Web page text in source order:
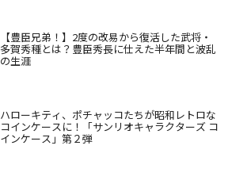
【豊臣兄弟！】2度の改易から復活した武将・
多賀秀種とは？豊臣秀長に仕えた半年間と波乱
の生涯
ハローキティ、ポチャッコたちが昭和レトロな
コインケースに！「サンリオキャラクターズ コ
インケース」第２弾